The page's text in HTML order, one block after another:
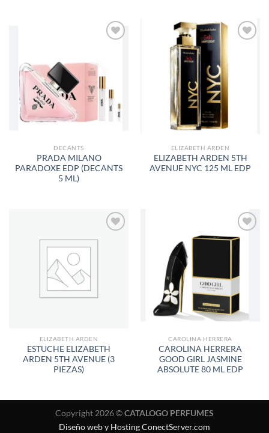
LISTA
DESEOS
DECANTS
PRADA MILANO
PARADOXE EDP (DECANTS
5 ML)
AÑADIR
DESEOS
ELIZABETH ARDEN
ELIZABETH ARDEN 5TH
AVENUE NYC 125 ML EDP
AÑADIR
ELIZABETH ARDEN
ESTUCHE ELIZABETH
ARDEN 5TH AVENUE (3
PIEZAS)
AÑADIR
DESEOS
CAROLINA HERRERA
CAROLINA HERRERA
GOOD GIRL JASMINE
ABSOLUTE 80 ML EDP
Copyright 2026 ©CATALOGO PERFUMES
Diseño web y Hosting ConectServer.com